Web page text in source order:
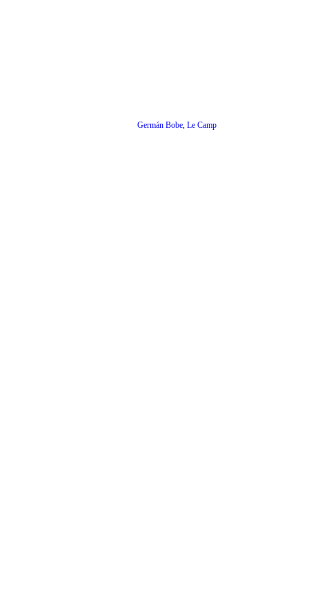
Germán Bobe, Le Camp